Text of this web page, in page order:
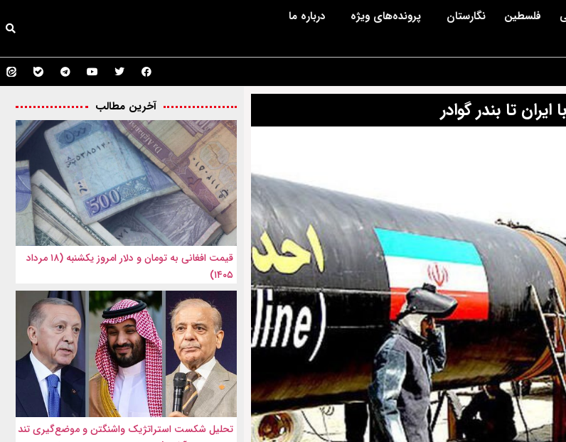
فلسطین نگارستان پرونده‌های ویژه درباره ما
تا بندر گوادر آخرین مطالب
قیمت افغانی به تومان و دلار امروز یکشنبه (۱۸ مرداد
۱۴۰۵)
تحلیل شکست استراتژیک واشنگتن و موضع‌گیری تند